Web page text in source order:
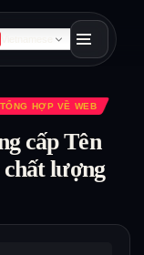
TỔNG HỢP VỀ WEB
cấp Tên
lượng